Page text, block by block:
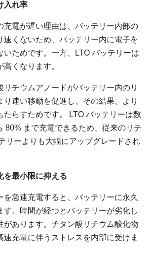
入れ率
充電が遅い理由は、バッテリー内部の
速くないため、バッテリー内に電子を
いためです。一方、LTO バッテリーは
くなります。
リチウムアノードがバッテリー内のリ
り速い移動を促進し、その結果、より
たらすためです。 LTO バッテリーは数
80% まで充電できるため、従来のリチ
リーよりも大幅にアップグレードされ
を最小限に抑える
を急速充電すると、バッテリーに永久
す。時間が経つとバッテリーが劣化し
があります。チタン酸リチウム酸化物
速充電に伴うストレスを内部に受けま